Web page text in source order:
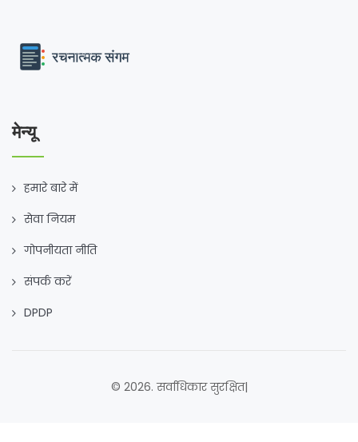
मेन्यू
हमारे बारे में
सेवा नियम
गोपनीयता नीति
संपर्क करें
DPDP
© 2026. सर्वाधिकार सुरक्षित|